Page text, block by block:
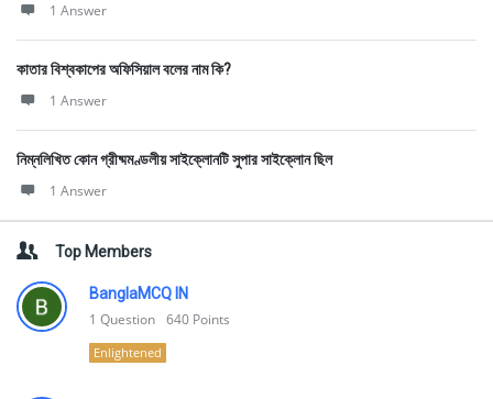
1 Answer
কাতার বিশ্বকাপের অফিসিয়াল বলের নাম কি?
1 Answer
নিম্নলিখিত কোন গ্রীষ্মমণ্ডলীয় সাইক্লোনটি সুপার সাইক্লোন ছিল
1 Answer
Top Members
BanglaMCQ IN
1 Question 640 Points
Enlightened